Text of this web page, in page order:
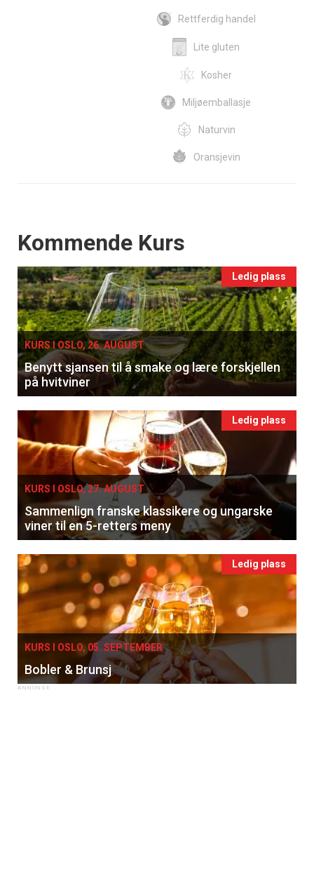
Rettferdig handel
Lite gluten
Kosher
Miljøemballasje
Naturvin
Oransjevin
Events
Kommende Kurs
Ledig plass
KURS I OSLO, 26. AUGUST
Benytt sjansen til å smake og lære forskjellen
på hvitviner
Ledig plass
KURS I OSLO, 27. AUGUST
Sammenlign franske klassikere og ungarske
viner til en 5-retters meny
Ledig plass
KURS I OSLO, 05. SEPTEMBER
Bobler & Brunsj